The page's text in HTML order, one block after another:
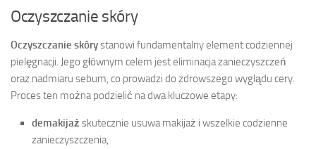
Oczyszczanie skóry
Oczyszczanie skórystanowi fundamentalny element codziennej
pielęgnacji. Jego głównym celem jest eliminacja zanieczyszczeń
oraz nadmiaru sebum, co prowadzi do zdrowszego wyglądu cery.
Proces ten można podzielić na dwa kluczowe etapy:
demakijaż skutecznie usuwa makijaż i wszelkie codzienne
zanieczyszczenia,